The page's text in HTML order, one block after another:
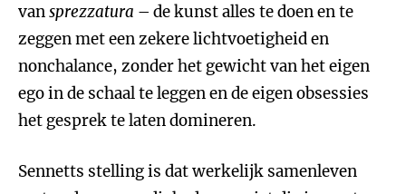
vansprezzatura – de kunst alles te doen en te
zeggen met een zekere lichtvoetigheid en
nonchalance, zonder het gewicht van het eigen
ego in de schaal te leggen en de eigen obsessies
het gesprek te laten domineren.
Sennetts stelling is dat werkelijk samenleven